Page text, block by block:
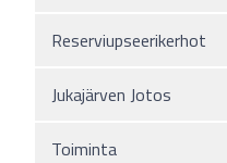
Reserviupseerikerhot
Jukajärven Jotos
Toiminta